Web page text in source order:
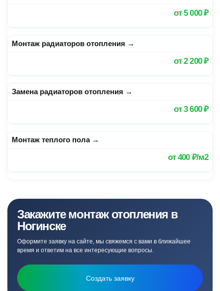
от5 000 ₽
Монтаж радиаторов отопления →
от2 200 ₽
Замена радиаторов отопления →
от3 600 ₽
Монтаж теплого пола →
от400 ₽/м2
Закажите монтаж отопления в
Ногинске
Оформите заявку на сайте, мы свяжемся с вами в ближайшее
время и ответим на все интересующие вопросы.
Создать заявку